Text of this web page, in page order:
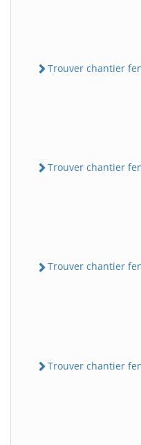
Trouver chantier
Trouver chantier
Trouver chantier
Trouver chantier